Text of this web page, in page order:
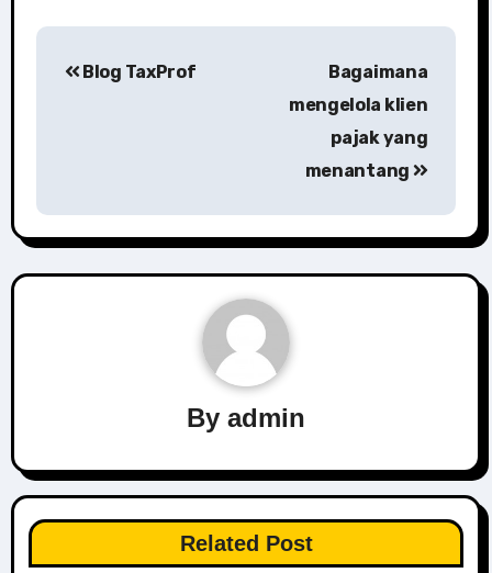
navigation
Blog TaxProf
Bagaimana
mengelola klien
pajak yang
menantang
By admin
Related Post